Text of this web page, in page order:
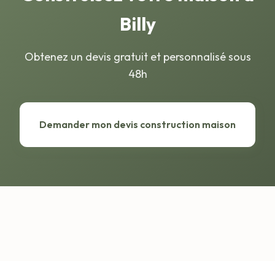
Billy
Obtenez un devis gratuit et personnalisé sous
48h
Demander mon devis construction maison